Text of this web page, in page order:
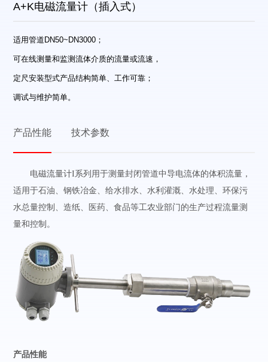
A+K电磁流量计（插入式）
适用管道DN50~DN3000；
可在线测量和监测流体介质的流量或流速，
定尺安装型式产品结构简单、工作可靠；
调试与维护简单。
产品性能 技术参数
电磁流量计I系列用于测量封闭管道中导电流体的体积流量，
适用于石油、钢铁冶金、给水排水、水利灌溉、水处理、环保污
水总量控制、造纸、医药、食品等工农业部门的生产过程流量测
量和控制。
产品性能